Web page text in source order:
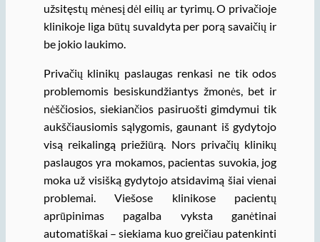
užsitęstų mėnesį dėl eilių ar tyrimų. O privačioje
klinikoje liga būtų suvaldyta per porą savaičių ir
be jokio laukimo.
Privačių klinikų paslaugas renkasi ne tik odos
problemomis besiskundžiantys žmonės, bet ir
nėščiosios, siekiančios pasiruošti gimdymui tik
aukščiausiomis sąlygomis, gaunant iš gydytojo
visą reikalingą priežiūrą. Nors privačių klinikų
paslaugos yra mokamos, pacientas suvokia, jog
moka už visišką gydytojo atsidavimą šiai vienai
problemai. Viešose klinikose pacientų
aprūpinimas pagalba vyksta ganėtinai
automatiškai – siekiama kuo greičiau patenkinti